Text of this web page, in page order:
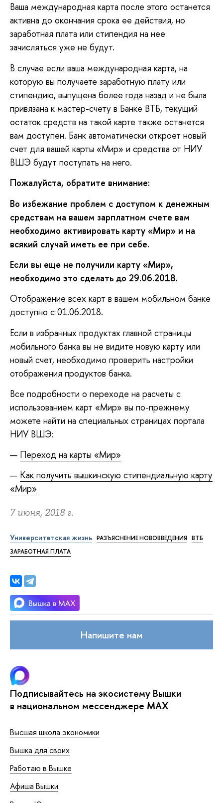
Ваша международная карта после этого останется
активна до окончания срока ее действия, но
заработная плата или стипендия на нее
зачисляться уже не будут.
В случае если ваша международная карта, на
которую вы получаете заработную плату или
стипендию, выпущена более года назад и не была
привязана к мастер-счету в Банке ВТБ, текущий
остаток средств на такой карте также останется
вам доступен. Банк автоматически откроет новый
счет для вашей карты «Мир» и средства от НИУ
ВШЭ будут поступать на него.
Пожалуйста, обратите внимание:
Во избежание проблем с доступом к денежным
средствам на вашем зарплатном счете вам
необходимо активировать карту «Мир» и на
всякий случай иметь ее при себе.
Если вы еще не получили карту «Мир»,
необходимо это сделать до 29.06.2018.
Отображение всех карт в вашем мобильном банке
доступно с 01.06.2018.
Если в избранных продуктах главной страницы
мобильного банка вы не видите новую карту или
новый счет, необходимо проверить настройки
отображения продуктов банка.
Все подробности о переходе на расчеты с
использованием карт «Мир» вы по-прежнему
можете найти на специальных страницах портала
НИУ ВШЭ:
Переход на карты «Мир»
Как получить вышкинскую стипендиальную карту
«Мир»
7 июня, 2018 г.
Университетская жизнь РАЗЪЯСНЕНИЕ НОВОВВЕДЕНИЯ
ВТБ
ЗАРАБОТНАЯ ПЛАТА
Напишите нам
Подписывайтесь на экосистему Вышки
в национальном мессенджере MAX
Высшая школа экономики
Вышка для своих
Работаю в Вышке
Афиша Вышки